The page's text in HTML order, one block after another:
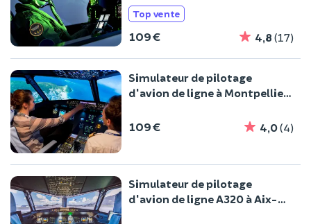
Top vente
109 € 4,8 (17)
Simulateur de pilotage
d'avion de ligne à Montpellier
109 € 4,0(4)
Simulateur de pilotage
d'avion de ligne A320 à Aix-